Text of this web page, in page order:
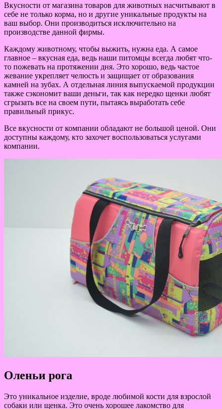
Вкусности от магазина товаров для животных насчитывают в
себе не только корма, но и другие уникальные продукты на
ваш выбор. Они производиться исключительно на
производстве данной фирмы.
Каждому животному, чтобы выжить, нужна еда. А самое
главное – вкусная еда, ведь наши питомцы всегда любят что-
то пожевать на протяжении дня. Это хорошо, ведь частое
жевание укрепляет челюсть и защищает от образования
камней на зубах. А отдельная линия выпускаемой продукции
также сэкономит ваши деньги, так как нередко щенки любят
сгрызать все на своем пути, пытаясь выработать себе
правильный прикус.
Все вкусности от компании обладают не большой ценой. Они
доступны каждому, кто захочет воспользоваться услугами
компании.
Оленьи рога
Это уникальное изделие, вроде любимой кости для взрослой
собаки или щенка. Это очень хорошее лакомство для